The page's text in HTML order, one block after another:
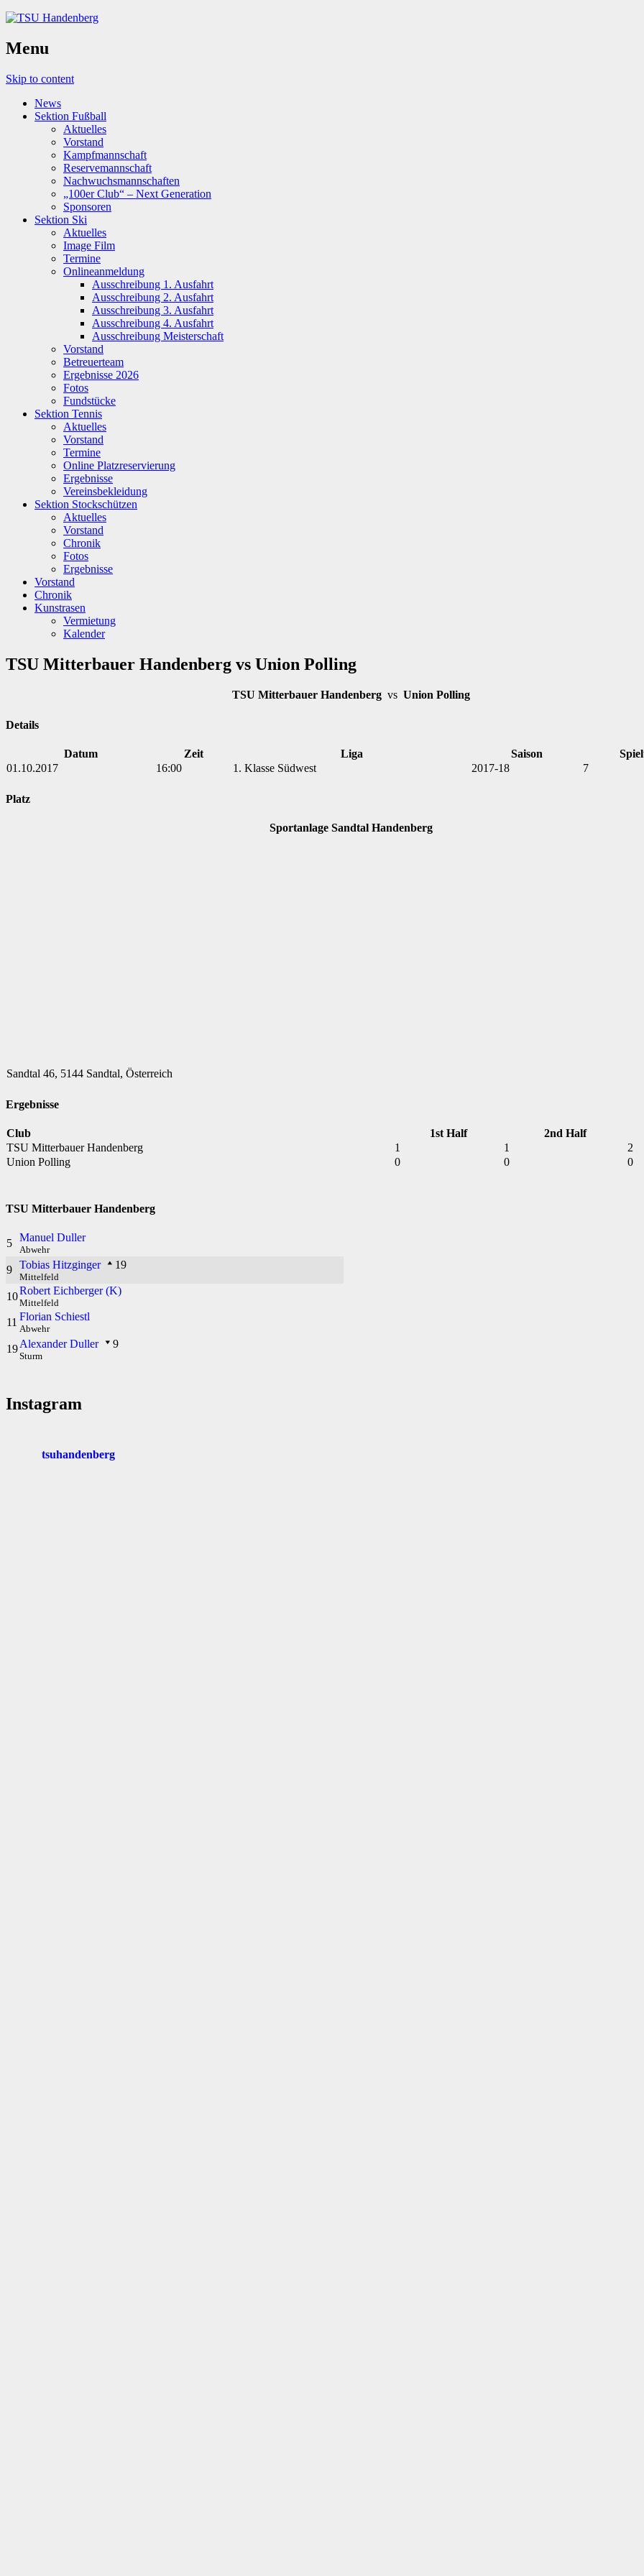
Menu
Skip to content
News
Sektion Fußball
Aktuelles
Vorstand
Kampfmannschaft
Reservemannschaft
Nachwuchsmannschaften
„100er Club“ – Next Generation
Sponsoren
Sektion Ski
Aktuelles
Image Film
Termine
Onlineanmeldung
Ausschreibung 1. Ausfahrt
Ausschreibung 2. Ausfahrt
Ausschreibung 3. Ausfahrt
Ausschreibung 4. Ausfahrt
Ausschreibung Meisterschaft
Vorstand
Betreuerteam
Ergebnisse 2026
Fotos
Fundstücke
Sektion Tennis
Aktuelles
Vorstand
Termine
Online Platzreservierung
Ergebnisse
Vereinsbekleidung
Sektion Stockschützen
Aktuelles
Vorstand
Chronik
Fotos
Ergebnisse
Vorstand
Chronik
Kunstrasen
Vermietung
Kalender
TSU Mitterbauer Handenberg vs Union Polling
TSU Mitterbauer Handenberg vs Union Polling
Details
Datum Zeit Liga Saison
01.10.2017
16:00 1. Klasse Südwest 2017-18 7
Platz
Sportanlage Sandtal Handenberg
Sandtal 46, 5144 Sandtal, Österreich
Ergebnisse
Club 1st Half
2nd Half
TSU Mitterbauer Handenberg
1 1
2
Union Polling
0 0 0
TSU Mitterbauer Handenberg
5 Manuel Duller
Abwehr
9 Tobias Hitzginger 19
Mittelfeld
10Robert Eichberger (K)
Mittelfeld
11 Florian Schiestl
Abwehr
19Alexander Duller 9
Sturm
Instagram
tsuhandenberg